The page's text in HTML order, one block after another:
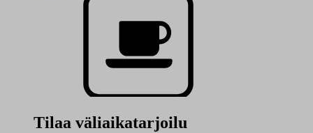
Tilaa väliaikatarjoilu